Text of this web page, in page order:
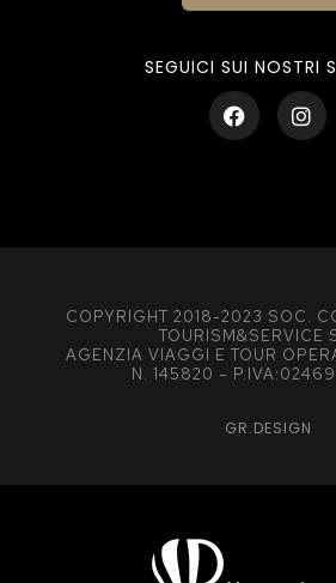
SEGUICI SUI NOSTRI
COPYRIGHT 2018-2023 SOC.
TOURISM&SERVICE
AGENZIA VIAGGI E TOUR
N. 145820 –
GR.DESIGN